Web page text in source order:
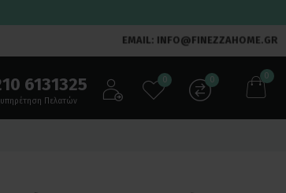
EMAIL: INFO@FINEZZAHOME.GR
6131325
Πελατών
0 0 0